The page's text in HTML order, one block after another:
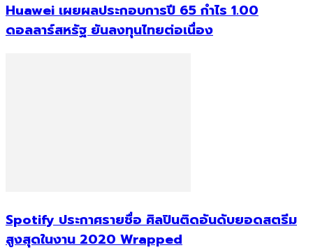
Huawei เผยผลประกอบการปี 65 กำไร 1.00
ดอลลาร์สหรัฐ ยันลงทุนไทยต่อเนื่อง
Spotify ประกาศรายชื่อ ศิลปินติดอันดับยอดสตรีม
สูงสุดในงาน 2020 Wrapped